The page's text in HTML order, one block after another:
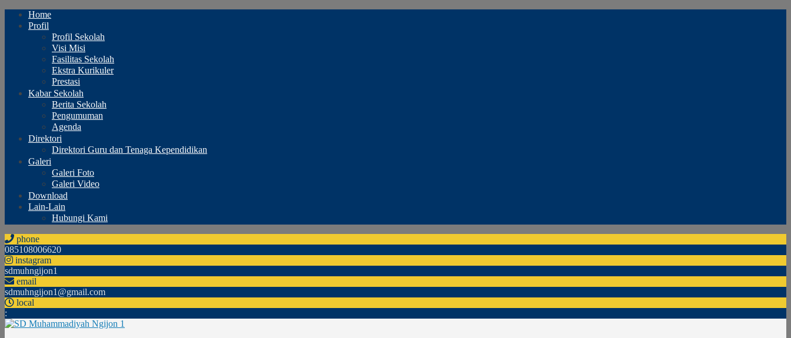
Home
Profil
Profil Sekolah
Visi Misi
Fasilitas Sekolah
Ekstra Kurikuler
Prestasi
Kabar Sekolah
Berita Sekolah
Pengumuman
Agenda
Direktori
Direktori Guru dan Tenaga Kependidikan
Galeri
Galeri Foto
Galeri Video
Download
Lain-Lain
Hubungi Kami
phone
085108006620
instagram
sdmuhngijon1
email
sdmuhngijon1@gmail.com
local
: